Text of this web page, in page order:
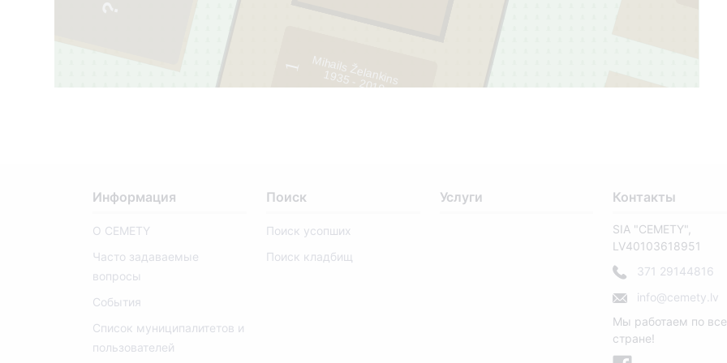
1 Mihails Želankins
1935 - 2019
Информация
О CEMETY
Часто задаваемые
вопросы
События
Список муниципалитетов и
пользователей
Поиск
Поиск усопших
Поиск кладбищ
Услуги Контакты
SIA "CEMETY",
LV40103618951
371 29144816
info@cemety.lv
Мы работаем по
стране!